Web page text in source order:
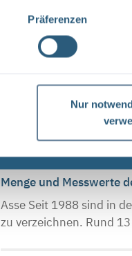
Präferenzen
Nur
Asse Wie hat sich der
die aktuellen
Ein nicht alltäglicher
Asse Zutrittslösung zu
diesem Januar hatten
Menge und Messwerte
Asse Seit 1988 sind in
zu verzeichnen. Rund